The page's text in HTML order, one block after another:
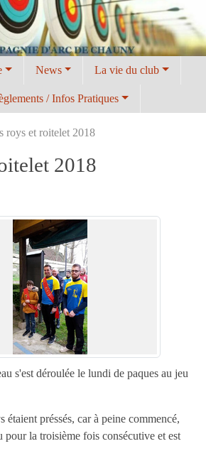
News La vie du club
/ Infos Pratiques
roys et roitelet 2018
2018
s'est déroulée le lundi de paques au jeu
préssés, car à peine commencé,
pour la troisième fois consécutive et est